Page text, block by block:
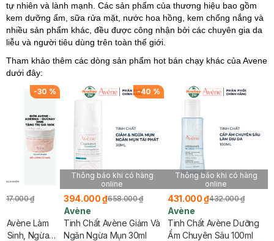
tự nhiên và lành mạnh. Các sản phẩm của thương hiệu bao gồm
kem dưỡng ẩm, sữa rửa mặt, nước hoa hồng, kem chống nắng và
nhiều sản phẩm khác, đều được công nhận bởi các chuyên gia da
liễu và người tiêu dùng trên toàn thế giới.
Tham khảo thêm các dòng sản phẩm hot bán chạy khác của Avene
dưới đây:
-30 %
417.000 ₫
Avène Làm
Sinh, Ngừa
-40 %
Thông báo khi có hàng
online
394.000 ₫658.000 ₫
Avène
Tinh Chất Avène Giảm Và
Ngăn Ngừa Mụn 30ml
Thông báo khi có hàng
online
431.000 ₫432.000 ₫
Avène
Tinh Chất Avène Dưỡng
Ẩm Chuyên Sâu 100ml